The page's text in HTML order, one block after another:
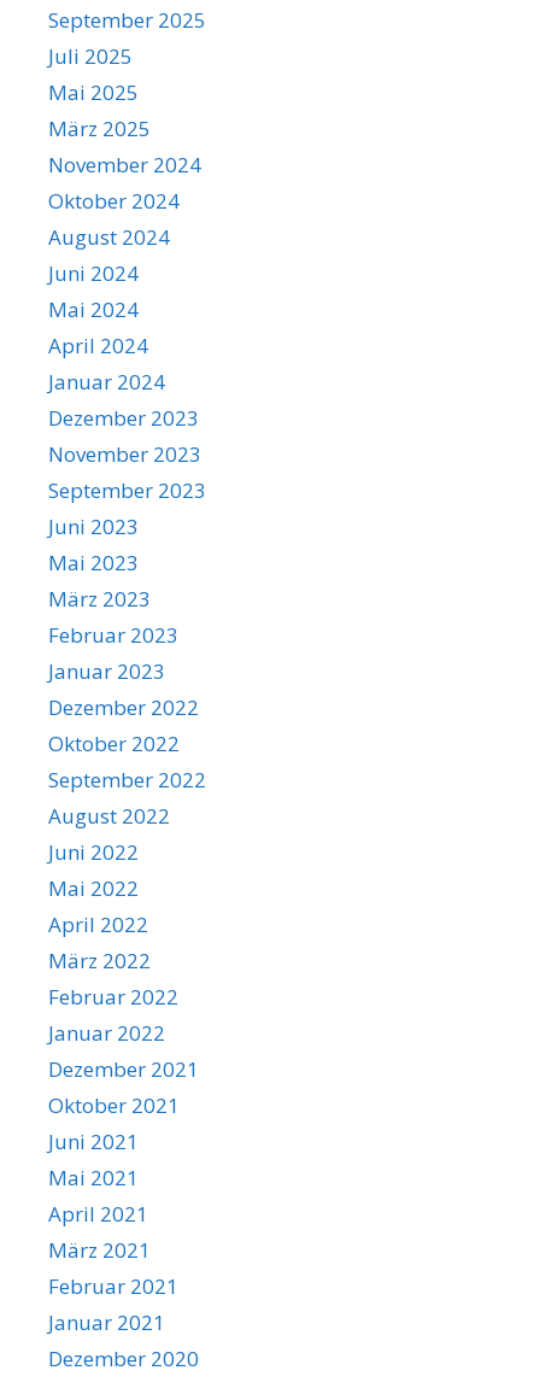
September 2025
Juli 2025
Mai 2025
März 2025
November 2024
Oktober 2024
August 2024
Juni 2024
Mai 2024
April 2024
Januar 2024
Dezember 2023
November 2023
September 2023
Juni 2023
Mai 2023
März 2023
Februar 2023
Januar 2023
Dezember 2022
Oktober 2022
September 2022
August 2022
Juni 2022
Mai 2022
April 2022
März 2022
Februar 2022
Januar 2022
Dezember 2021
Oktober 2021
Juni 2021
Mai 2021
April 2021
März 2021
Februar 2021
Januar 2021
Dezember 2020